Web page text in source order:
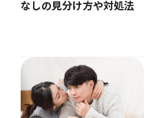
なしの見分け方や対処法